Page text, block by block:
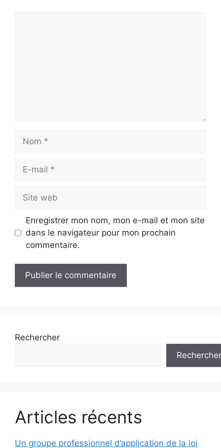
mail
web
Enregistrer mon nom, mon e-mail et mon site
dans le navigateur pour mon prochain
commentaire.
Rechercher
Rechercher
Articles récents
Un groupe professionnel d’application de la loi